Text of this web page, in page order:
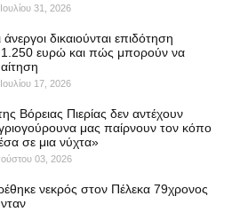
31, 2026
δικαιούνται επιδότηση
1.250 ευρώ και πώς μπορούν να
17, 2026
Βόρειας Πιερίας δεν αντέχουν
μας παίρνουν τον κόπο
σε μια νύχτα»
03, 2026
νεκρός στον Πέλεκα 79χρονος